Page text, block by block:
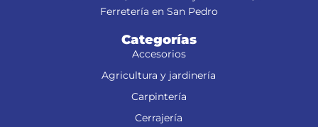
Ferretería en San Pedro
Categorías
Accesorios
Agricultura y jardinería
Carpintería
Cerrajería